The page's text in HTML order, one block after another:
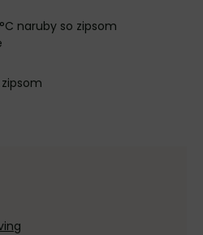
naruby so zipsom